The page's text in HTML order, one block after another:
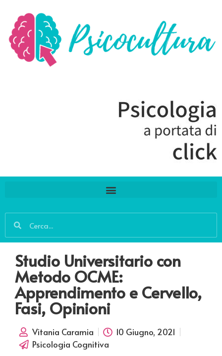
Studio Universitario con
Metodo OCME:
Apprendimento e Cervello,
Fasi, Opinioni
Vitania Caramia
10 Giugno, 2021
Psicologia Cognitiva